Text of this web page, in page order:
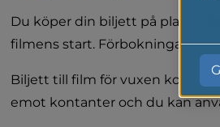
Du köper din biljett på plats.
filmens start. Förbokningar kan
Biljett till film för vuxen kostar
emot kontanter och du kan